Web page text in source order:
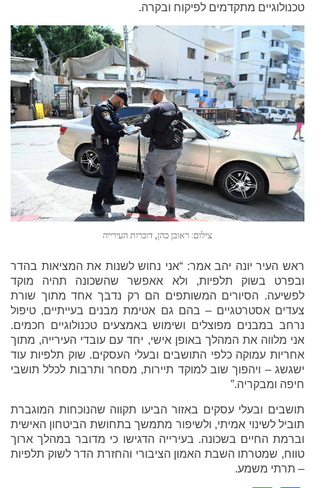
טכנולוגיים מתקדמים לפיקוח ובקרה.
צילום: ראובן כהן, דוברות העירייה
ראש העיר יונה יהב אמר: “אני נחוש לשנות את המציאות בהדר
ובפרט בשוק תלפיות, ולא אאפשר שהשכונה תהיה מוקד
לפשיעה. הסיורים המשותפים הם רק נדבך אחד מתוך שורת
צעדים אסטרטגיים – בהם גם אטימת מבנים בעייתיים, טיפול
נרחב במבנים מפוצלים ושימוש באמצעים טכנולוגיים חכמים.
אני מלווה את המהלך באופן אישי, יחד עם עובדי העירייה, מתוך
אחריות עמוקה כלפי התושבים ובעלי העסקים. שוק תלפיות עוד
ישגשג – ויהפוך שוב למוקד תיירות, מסחר ותרבות לכלל תושבי
חיפה ומבקריה.”
תושבים ובעלי עסקים באזור הביעו תקווה שהנוכחות המוגברת
תוביל לשינוי אמיתי, ולשיפור מתמשך בתחושת הביטחון האישית
וברמת החיים בשכונה. בעירייה הדגישו כי מדובר במהלך ארוך
טווח, שמטרתו השבת האמון הציבורי והחזרת הדר לשוק תלפיות
– תרתי משמע.